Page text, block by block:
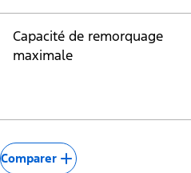
Capacité de remorquage
maximale
Comparer